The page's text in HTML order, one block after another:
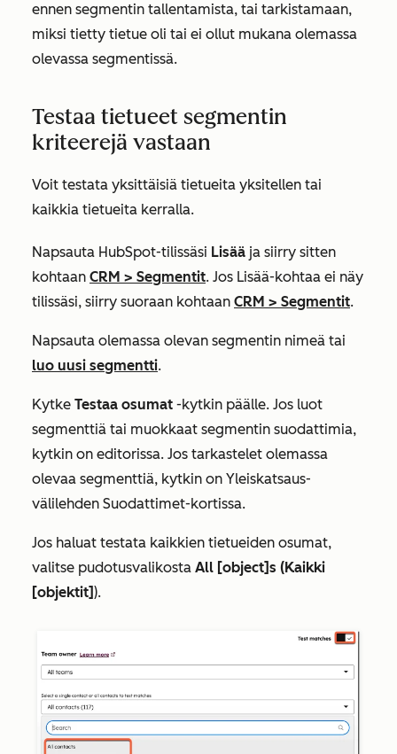
ennen segmentin tallentamista, tai tarkistamaan,
miksi tietty tietue oli tai ei ollut mukana olemassa
olevassa segmentissä.
Testaa tietueet segmentin
kriteerejä vastaan
Voit testata yksittäisiä tietueita yksitellen tai
kaikkia tietueita kerralla.
Napsauta HubSpot-tilissäsi Lisää ja siirry sitten
kohtaan CRM > Segmentit. Jos Lisää-kohtaa ei näy
tilissäsi, siirry suoraan kohtaan CRM > Segmentit.
Napsauta olemassa olevan segmentin nimeä tai
luo uusi segmentti.
Kytke Testaa osumat -kytkin päälle. Jos luot
segmenttiä tai muokkaat segmentin suodattimia,
kytkin on editorissa. Jos tarkastelet olemassa
olevaa segmenttiä, kytkin on Yleiskatsaus-
välilehden Suodattimet-kortissa.
Jos haluat testata kaikkien tietueiden osumat,
valitse pudotusvalikosta All [object]s (Kaikki
[objektit]).